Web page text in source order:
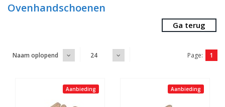
Ovenhandschoenen
Ga terug
Naam oplopend 24 Page: 1
Aanbieding Aanbieding